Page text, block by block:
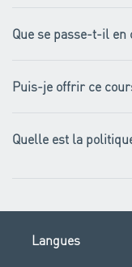
Que se passe-t-il en
Puis-je offrir ce
Quelle est la
Langues